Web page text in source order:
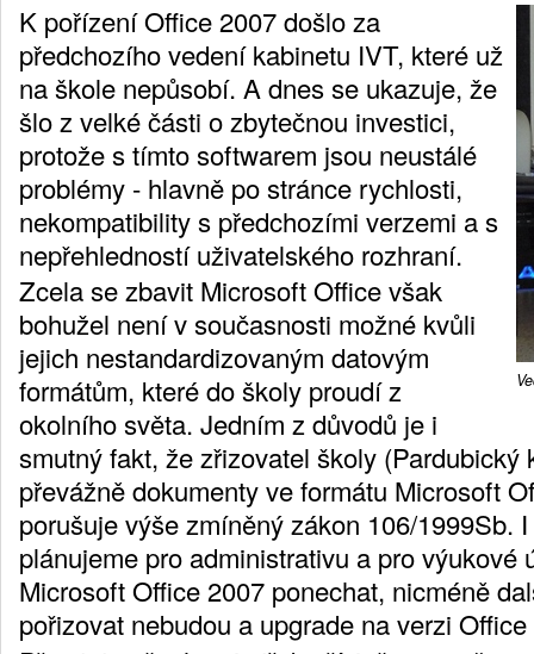
K pořízení Office 2007 došlo za
předchozího vedení kabinetu IVT, které už
na škole nepůsobí. A dnes se ukazuje, že
šlo z velké části o zbytečnou investici,
protože s tímto softwarem jsou neustálé
problémy - hlavně po stránce rychlosti,
nekompatibility s předchozími verzemi a s
nepřehledností uživatelského rozhraní.
Zcela se zbavit Microsoft Office však
bohužel není v současnosti možné kvůli
jejich nestandardizovaným datovým
formátům, které do školy proudí z
okolního světa. Jedním z důvodů je i
smutný fakt, že zřizovatel školy (Pardubický
převážně dokumenty ve formátu Microsoft
porušuje výše zmíněný zákon 106/1999Sb.
plánujeme pro administrativu a pro výukové
Microsoft Office 2007 ponechat, nicméně
pořizovat nebudou a upgrade na verzi